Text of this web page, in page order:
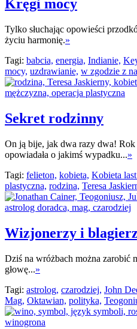
Kręgi mocy
Tylko słuchając opowieści
życiu harmonię.»
Tagi: babcia, energia, Indianie,
mocy, uzdrawianie, w zgodzie z
Sekret rodzinny
On ją bije, jak dwa razy dwa! Rok
opowiadała o jakimś wypadku...»
Tagi: felieton, kobieta, Kobieta
plastyczna, rodzina, Teresa
Wizjonerzy i
Dziś na wróżbach można zarobić
głowę...»
Tagi: astrolog, czarodziej, John
Mag, Oktawian, polityka,